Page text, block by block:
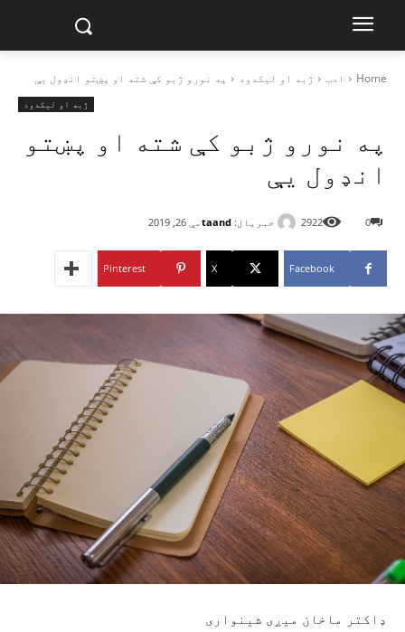
Home ادب ژبه او لیکدود په نورو ژبو کې شته او پښتو انډول یې
ژبه او لیکدود
په نورو ژبو کې شته او پښتو
انډول یې
خبریال: taandمې 26, 2019 0
2922
Facebook
X
Pinterest
ډاکتر ماخان میږی شینواری